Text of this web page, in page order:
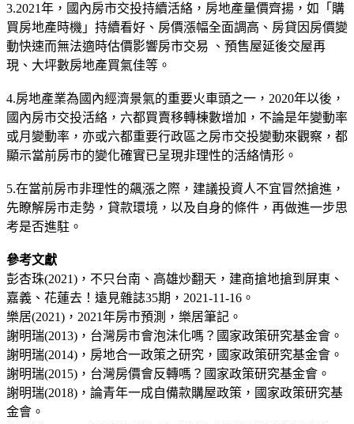
3.2021年，國內房市交投持續活絡，房地產量價齊揚，如「購
買房地產時機」持續看好、房價漲幅全面調高、房貸因房價變
動快速而無法適時估價影響房市交易 、預售屋延後交屋再
現、大坪數房地產買氣佳等。
4.房地產業為國內經濟景氣的重要火車頭之一，2020年以後，
國內房市交投活絡，六都買賣移轉棟數增加，不論是年變動率
或月變動率，亦或六都重要行政區之房市交投變動來觀察，都
顯示當前房市的變化確實已呈現非理性的活絡情形。
5.在當前房市非理性的飆漲之際，建議投資人不宜冒然搶進，
先瞭解房市走勢，貸款環境，以及自身的條件，再做進一步思
考是否進駐。
參考文獻
彭杏珠(2021)，不只台南、高雄炒翻天，建商搶地搶到屏東、
嘉義、花蓮去！遠見雜誌35期，2021-11-16。
樂居(2021)，2021年房市預測，樂居筆記。
謝明瑞(2013)，台灣房市會泡沬化嗎？國家政策研究基金會。
謝明瑞(2014)，房地合一政策之研究，國家政策研究基金會。
謝明瑞(2015)，台灣房價會反轉嗎？國家政策研究基金會。
謝明瑞(2018)，論青年一成自備款購屋政策，國家政策研究基
金會。